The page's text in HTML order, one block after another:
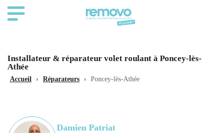
Installateur & réparateur volet roulant à Poncey-lès-
Athée
Accueil › Réparateurs › Poncey-lès-Athée
Damien Patriat